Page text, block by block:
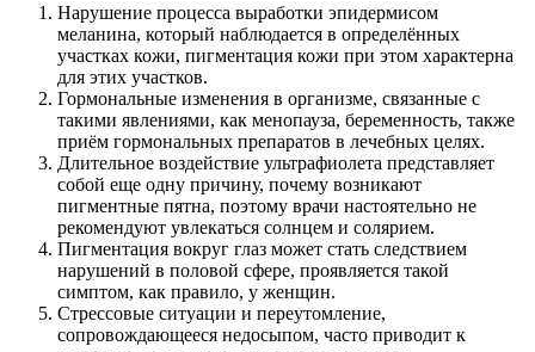
Нарушение процесса выработки эпидермисом
меланина, который наблюдается в определённых
участках кожи, пигментация кожи при этом характерна
для этих участков.
Гормональные изменения в организме, связанные с
такими явлениями, как менопауза, беременность, также
приём гормональных препаратов в лечебных целях.
Длительное воздействие ультрафиолета представляет
собой еще одну причину, почему возникают
пигментные пятна, поэтому врачи настоятельно не
рекомендуют увлекаться солнцем и солярием.
Пигментация вокруг глаз может стать следствием
нарушений в половой сфере, проявляется такой
симптом, как правило, у женщин.
Стрессовые ситуации и переутомление,
сопровождающееся недосыпом, часто приводит к